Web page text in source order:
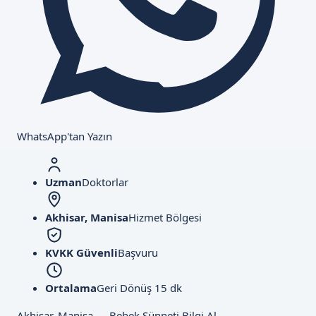
WhatsApp'tan Yazın
UzmanDoktorlar
Akhisar, ManisaHizmet Bölgesi
KVKK GüvenliBaşvuru
OrtalamaGeri Dönüş 15 dk